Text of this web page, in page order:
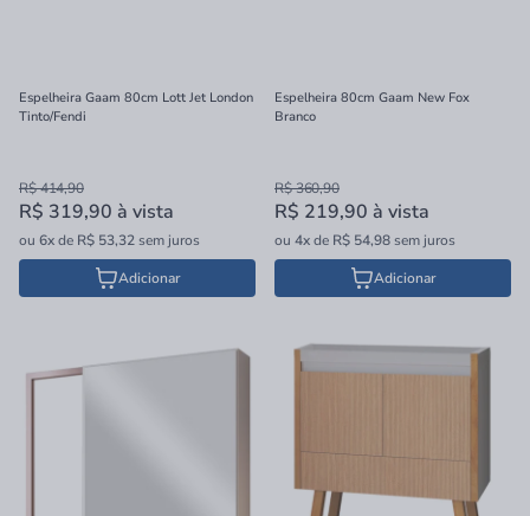
Espelheira Gaam 80cm Lott Jet London
Tinto/Fendi
R$ 414,90
R$ 319,90 à vista
ou 6xde R$ 53,32sem juros
Adicionar
Espelheira 80cm Gaam New Fox
Branco
R$ 360,90
R$ 219,90 à vista
ou 4xde R$ 54,98sem juros
Adicionar